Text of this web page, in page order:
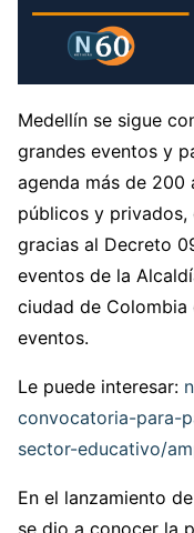
Medellín se sigue
grandes eventos y
agenda más de 200
públicos y
gracias al Decreto
eventos de la
ciudad de
eventos.
Le puede interesar:
convocatoria-para-
sector-educativo/
En el lanzamiento